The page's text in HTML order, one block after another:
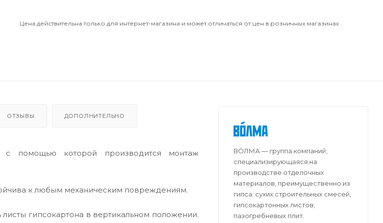
Цена действительна только для интернет-магазина и может отличаться от цен в розничных магазинах
ОТЗЫВЫ ДОПОЛНИТЕЛЬНО
с помощью которой производится монтаж
к любым механическим повреждениям.
гипсокартона в вертикальном положении.
ВО́ЛМА — группа компаний,
специализирующаяся на
производстве отделочных
материалов, преимущественно из
гипса: сухих строительных смесей,
гипсокартонных листов,
пазогребневых плит.